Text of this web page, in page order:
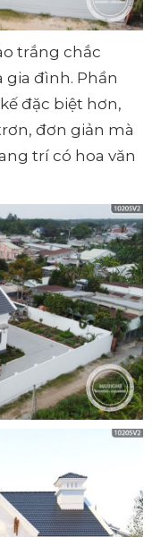
trắng chắc
đình. Phần
đặc biệt hơn,
đơn giản mà
trí có hoa văn